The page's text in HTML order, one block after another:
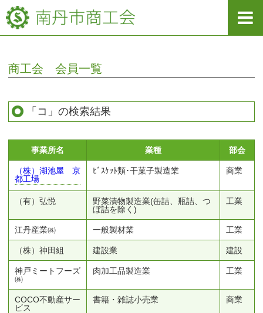
商工会 会員一覧
「コ」の検索結果
事業所名 業種 部会
（株）湖池屋 京
都工場
ﾋﾞｽｹｯﾄ類･干菓子製造業 商業
（有）弘悦
野菜漬物製造業(缶詰、瓶詰、つ
ぼ詰を除く)
工業
江丹産業㈱ 一般製材業 工業
（株）神田組 建設業 建設
神戸ミートフーズ
㈱
肉加工品製造業 工業
COCO不動産サー
ビス
書籍・雑誌小売業 商業